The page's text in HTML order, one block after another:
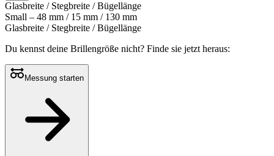
Glasbreite / Stegbreite / Bügellänge
Small – 48 mm / 15 mm / 130 mm
Glasbreite / Stegbreite / Bügellänge
Du kennst deine Brillengröße nicht? Finde sie jetzt heraus:
Messung starten